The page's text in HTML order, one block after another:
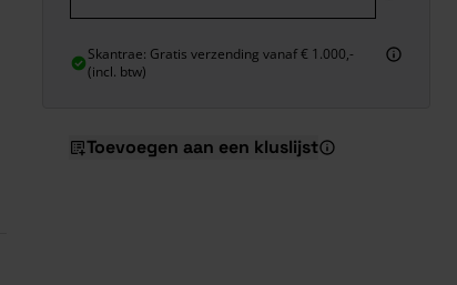
Skantrae: Gratis verzending vanaf € 1.000,-
(incl. btw)
Toevoegen aan een kluslijst